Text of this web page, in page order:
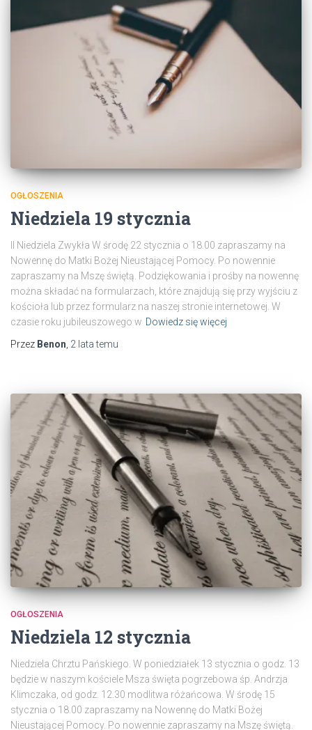
OGŁOSZENIA
Niedziela 19 stycznia
II Niedziela Zwykła W środę 22 stycznia o 18.00 zapraszamy na
Nowennę do Matki Bożej Nieustającej Pomocy. Po nowennie
zapraszamy na Mszę świętą. Podziękowania i prośby na nowennę
można składać na formularzach, które znajdują się przy wyjściu z
kościoła lub przez formularz na naszej stronie internetowej. W
czasie roku jubileuszowego w Dowiedz się więcej
Przez Benon 2 latatemu
OGŁOSZENIA
Niedziela 12 stycznia
Niedziela Chrztu Pańskiego. W poniedziałek 13 stycznia o godz. 13
będzie w naszym kościele Msza święta pogrzebowa śp. Andrzja
Klimczaka, od godz. 12.30 modlitwa różańcowa. W środę 15
stycznia o 18.00 zapraszamy na Nowennę do Matki Bożej
Nieustającej Pomocy. Po nowennie zapraszamy na Mszę świętą.